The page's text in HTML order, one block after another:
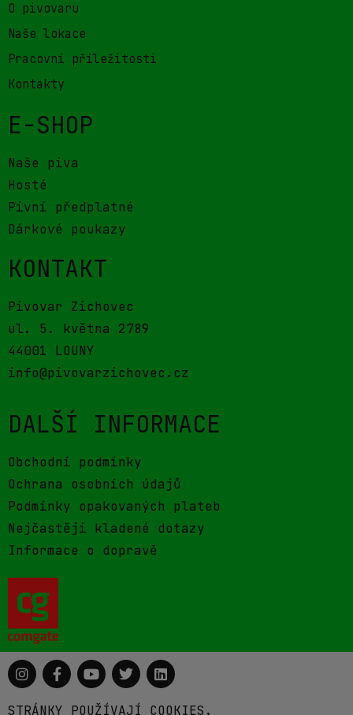
O pivovaru
Naše lokace
Pracovní příležitosti
Kontakty
E-SHOP
Naše piva
Hosté
Pivní předplatné
Dárkové poukazy
KONTAKT
Pivovar Zichovec
ul. 5. května 2789
44001 LOUNY
info@pivovarzichovec.cz
DALŠÍ INFORMACE
Obchodní podmínky
Ochrana osobních údajů
Podmínky opakovaných plateb
Nejčastěji kladené dotazy
Informace o dopravě
STRÁNKY POUŽÍVAJÍ COOKIES.